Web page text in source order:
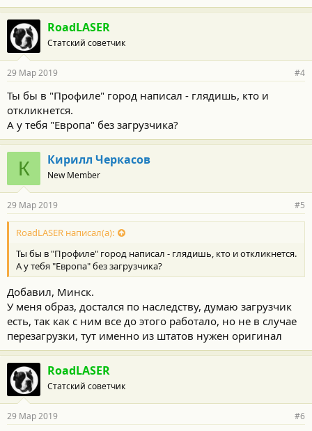
RoadLASER
Статский советчик
29 Мар 2019 #4
Ты бы в "Профиле" город написал - глядишь, кто и
откликнется.
А у тебя "Европа" без загрузчика?
К Кирилл Черкасов
New Member
29 Мар 2019 #5
RoadLASER написал(а):
Ты бы в "Профиле" город написал - глядишь, кто и откликнется.
А у тебя "Европа" без загрузчика?
Добавил, Минск.
У меня образ, достался по наследству, думаю загрузчик
есть, так как с ним все до этого работало, но не в случае
перезагрузки, тут именно из штатов нужен оригинал
RoadLASER
Статский советчик
29 Мар 2019 #6